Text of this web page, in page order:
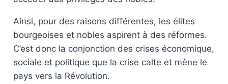
Ainsi, pour des raisons différentes, les élites
bourgeoises et nobles aspirent à des réformes.
C’est donc la conjonction des crises économique,
sociale et politique que la crise calte et mène le
pays vers la Révolution.